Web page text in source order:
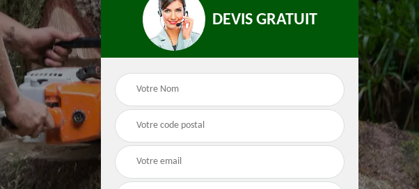
Tonte et réfection de
pelouse 66
Jardinier 66 Élagueur 66
DEVIS GRATUIT